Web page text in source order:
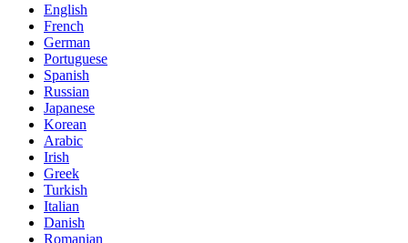
English
French
German
Portuguese
Spanish
Russian
Japanese
Korean
Arabic
Irish
Greek
Turkish
Italian
Danish
Romanian